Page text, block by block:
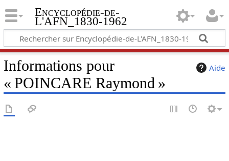
Encyclopédie-de-
L'AFN_1830-1962
Aide
Informations pour
« POINCARE Raymond »